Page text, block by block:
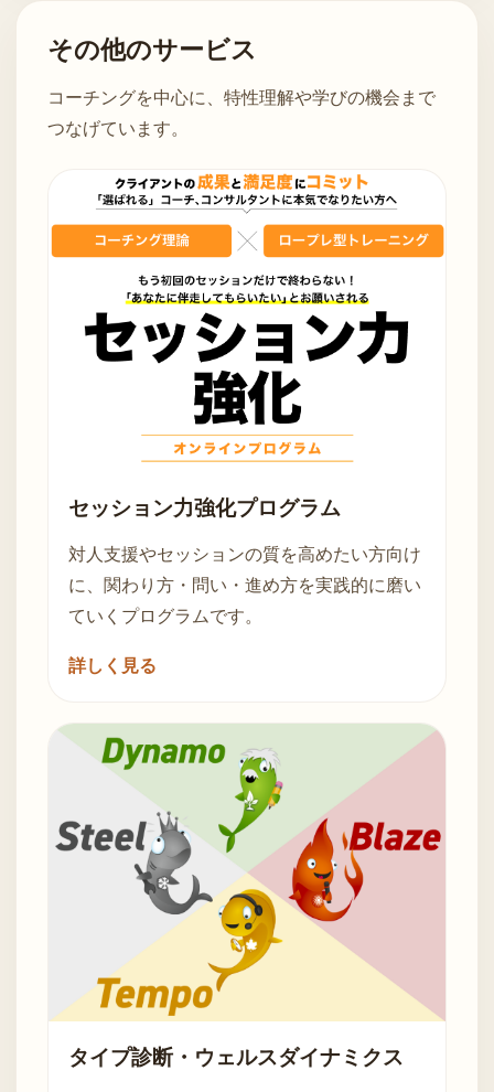
その他のサービス
コーチングを中心に、特性理解や学びの機会まで
つなげています。
セッション力強化プログラム
対人支援やセッションの質を高めたい方向け
に、関わり方・問い・進め方を実践的に磨い
ていくプログラムです。
詳しく見る
タイプ診断・ウェルスダイナミクス